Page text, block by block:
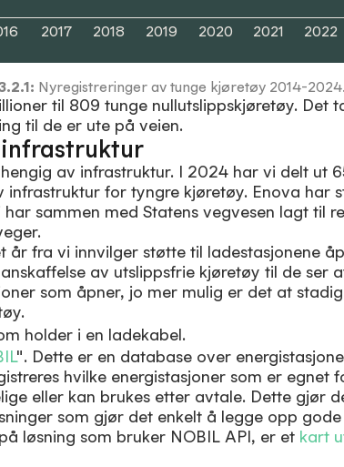
2017 2018 2019 2020 2021 2022
: Nyregistreringer av tunge kjøretøy 2014-2024.
til 809 tunge nullutslippskjøretøy. Det
til de er ute på veien.
av infrastruktur. I 2024 har vi delt ut
infrastruktur for tyngre kjøretøy. Enova har
sammen med Statens vegvesen lagt til
år fra vi innvilger støtte til ladestasjonene
av utslippsfrie kjøretøy til de ser
som åpner, jo mer mulig er det at
". Dette er en database over
hvilke energistasjoner som er egnet
eller kan brukes etter avtale. Dette gjør
som gjør det enkelt å legge opp
løsning som bruker NOBIL API, er et kart